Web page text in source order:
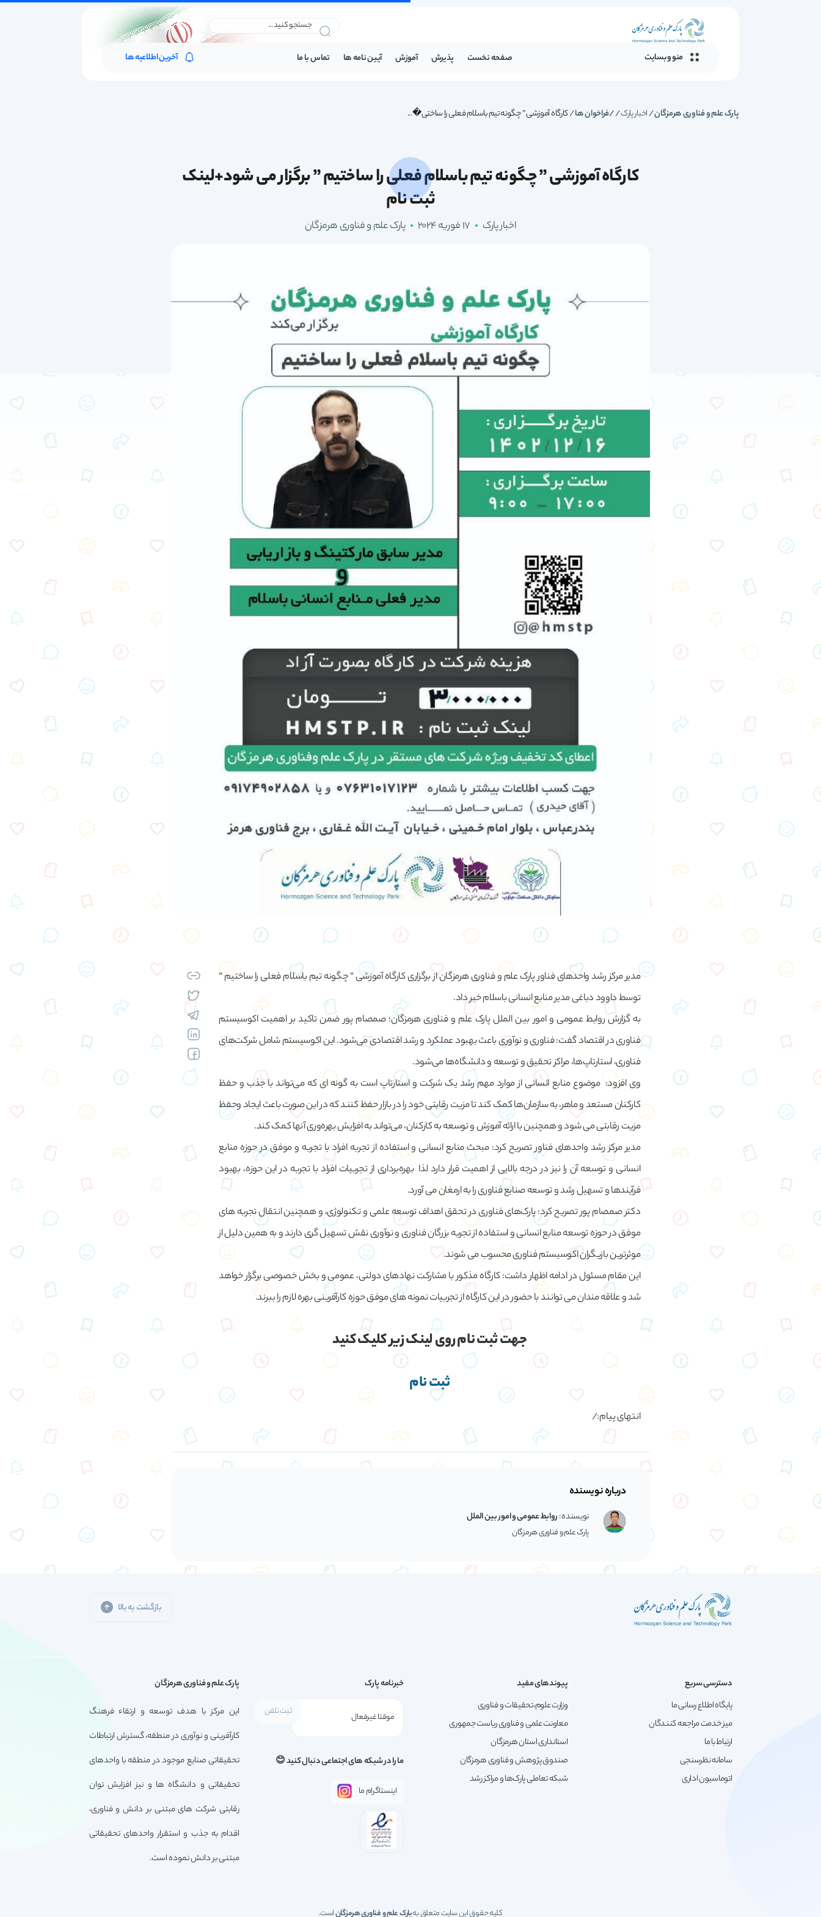
منو وبسایت صفحه نخست پذیرش آموزش آیین نامه ها تماس با ما آخرین اطلاعیه ها
پارک علم و فناوری هرمزگان/اخبار پارک/ فراخوان ها/کارگاه آموزشی ” چگونه تیم باسلام فعلی را ساختی�...
کارگاه آموزشی ” چگونه تیم باسلام فعلی را ساختیم ” برگزار می شود+لینک
ثبت نام
اخبار پارک 17 فوریه 2024 پارک علم و فناوری هرمزگان
مدیر مرکز رشد واحدهای فناور پارک علم و فناوری هرمزگان از برگزاری کارگاه آموزشی ” چگونه تیم باسلام فعلی را ساختیم ”
توسط داوود دباغی مدیر منابع انسانی باسلام خبر داد.
به گزارش روابط عمومی و امور بین الملل پارک علم و فناوری هرمزگان؛ صمصام پور ضمن تاکید بر اهمیت اکوسیستم
فناوری در اقتصاد گفت: فناوری و نوآوری باعث بهبود عملکرد و رشد اقتصادی می‌شود. این اکوسیستم شامل شرکت‌های
فناوری، استارتاپ‌ها، مراکز تحقیق و توسعه و دانشگاه‌ها می‌شود.
وی افزود: موضوع منابع انسانی از موارد مهم رشد یک شرکت و استارتاپ است به گونه ای که می‌تواند با جذب و حفظ
کارکنان مستعد و ماهر، به سازمان‌ها کمک کند تا مزیت رقابتی خود را در بازار حفظ کنند که در این صورت باعث ایجاد وحفظ
مزیت رقابتی می شود و همچنین با ارائه آموزش و توسعه به کارکنان، می‌تواند به افزایش بهره‌وری آنها کمک کند.
مدیر مرکز رشد واحدهای فناور تصریح کرد: مبحث منابع انسانی و استفاده از تجربه افراد با تجربه و موفق در حوزه منابع
انسانی و توسعه آن را نیز در درجه بالایی از اهمیت قرار دارد لذا بهره‌برداری از تجربیات افراد با تجربه در این حوزه، بهبود
فرآیندها و تسهیل رشد و توسعه صنایع فناوری را به ارمغان می آورد.
دکتر صمصام پور تصریح کرد: پارک‌های فناوری در تحقق اهداف توسعه علمی و تکنولوژی، و همچنین انتقال تجربه های
موفق در حوزه توسعه منابع انسانی و استفاده از تجربه بزرگان فناوری و نوآوری نقش تسهیل گری دارند و به همین دلیل از
موثرترین بازیگران اکوسیستم فناوری محسوب می شوند.
این مقام مسئول در ادامه اظهار داشت: کارگاه مذکور با مشارکت نهادهای دولتی، عمومی و بخش خصوصی برگزار خواهد
شد و علاقه مندان می توانند با حضور در این کارگاه از تجربیات نمونه های موفق حوزه کارآفرینی بهره لازم را ببرند.
جهت ثبت نام روی لینک زیر کلیک کنید
ثبت نام
انتهای پیام:/
درباره نویسنده
نویسنده :روابط عمومی و امور بین الملل
پارک علم و فناوری هرمزگان
بازگشت به بالا
دسترسی سریع
پایگاه اطلاع رسانی ما
میز خدمت مراجعه کنندگان
ارتباط با ما
سامانه نظرسنجی
اتوماسیون اداری
پیوندهای مفید
وزارت علوم،تحقیقات و فناوری
معاونت علمی و فناوری ریاست جمهوری
استانداری استان هرمزگان
صندوق پژوهش و فناوری هرمزگان
شبکه تعاملی پارک‌ها و مراکز رشد
خبرنامه پارک
ما را در شبکه های اجتماعی دنبال کنید 😊
اینستاگرام ما
پارک علم و فناوری هرمزگان
این مرکز با هدف توسعه و ارتقاء فرهنگ
کارآفرینی و نوآوری در منطقه، گسترش ارتباطات
تحقیقاتی صنایع موجود در منطقه با واحدهای
تحقیقاتی و دانشگاه ها و نیز افزایش توان
رقابتی شرکت های مبتنی بر دانش و فناوری،
اقدام به جذب و استقرار واحدهای تحقیقاتی
مبتنی بر دانش نموده است.
کلیه حقوق این سایت متعلق بهپارک علم و فناوری هرمزگاناست.